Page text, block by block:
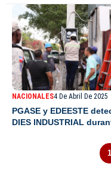
NACIONALES4 De Abril De 2025
PGASE y EDEESTE
DIES INDUSTRIAL
1